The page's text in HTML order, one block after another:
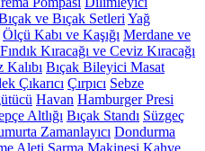
ve Bıçak Setleri Yağ
Ölçü Kabı ve Kaşığı Merdane ve
Fındık Kıracağı ve Ceviz Kıracağı
Kalıbı Bıçak Bileyici Masat
Çıkarıcı Çırpıcı Sebze
Havan Hamburger Presi
Altlığı Bıçak Standı Süzgeç
Zamanlayıcı Dondurma
Aleti Sarma Makinesi Kahve